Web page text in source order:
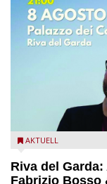
Fabrizio Bosso &
AKTUELL
Riva del
Fabrizio Bosso